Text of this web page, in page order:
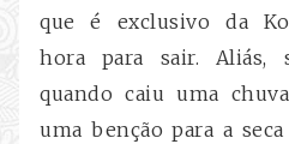
que é exclusivo da
hora para sair. Aliás,
quando caiu uma
uma benção para a